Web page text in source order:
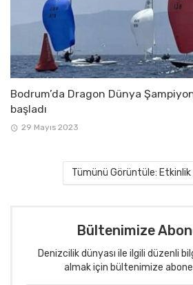
Bodrum’da Dragon Dünya
başladı
29 Mayıs 2023
Tümünü Görüntüle: Etkinlik
Bültenimize
Denizcilik dünyası ile ilgili düzenli
almak için bültenimize